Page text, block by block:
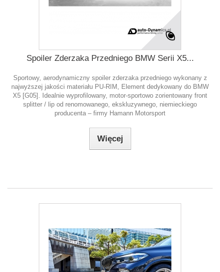
Spoiler Zderzaka Przedniego BMW Serii X5...
Sportowy, aerodynamiczny spoiler zderzaka przedniego wykonany z
najwyższej jakości materiału PU-RIM, Element dedykowany do BMW
X5 [G05]. Idealnie wyprofilowany, motor-sportowo zorientowany front
splitter / lip od renomowanego, ekskluzywnego, niemieckiego
producenta – firmy Hamann Motorsport
Więcej